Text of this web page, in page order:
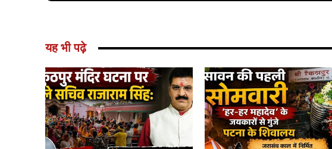
यह भी पढ़े